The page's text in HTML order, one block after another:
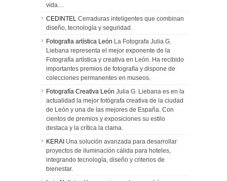
vida…
CEDINTEL Cerraduras inteligentes que combinan
diseño, tecnología y seguridad.
Fotografia artística León La Fotografa Julia G.
Liebana representa el mejor exponente de la
Fotografía artística y creativa en León. Ha recibido
importantes premios de fotografía y dispone de
colecciones permanentes en museos.
Fotografía Creativa León Julia G. Liebana es en la
actualidad la mejor fotógrafa creativa de la ciudad
de León y una de las mejores de España. Con
cientos de premios y exposiciones su estilo
destaca y la crítica la clama.
KERAI Una solución avanzada para desarrollar
proyectos de iluminación cálida para hoteles,
integrando tecnología, diseño y criterios de
bienestar.